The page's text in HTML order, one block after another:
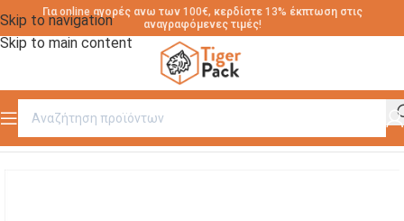
Skip to navigation
Skip to main content
Για online αγορές ανω των 100€, κερδίστε 13% έκπτωση στις
αναγραφόμενες τιμές!
Αρχική σελίδα / ΔΙΑΚΟΣΜΗΤΙΚΑ ΓΛΥΚΩΝ